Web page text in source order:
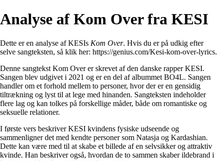
Analyse af Kom Over fra KESI
Dette er en analyse af KESIs Kom Over. Hvis du er på udkig efter
selve sangteksten, så klik her: https://genius.com/Kesi-kom-over-lyrics.
Denne sangtekst Kom Over er skrevet af den danske rapper KESI.
Sangen blev udgivet i 2021 og er en del af albummet BO4L. Sangen
handler om et forhold mellem to personer, hvor der er en gensidig
tiltrækning og lyst til at lege med hinanden. Sangteksten indeholder
flere lag og kan tolkes på forskellige måder, både om romantiske og
seksuelle relationer.
I første vers beskriver KESI kvindens fysiske udseende og
sammenligner det med kendte personer som Natasja og Kardashian.
Dette kan være med til at skabe et billede af en selvsikker og attraktiv
kvinde. Han beskriver også, hvordan de to sammen skaber ildebrand i